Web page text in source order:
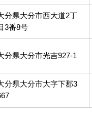
分県大分市西大道2丁
3番8号
分県大分市光吉927-1
分県大分市大字下郡3